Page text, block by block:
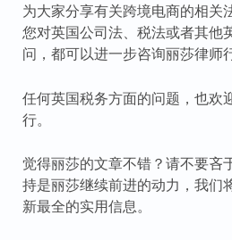
为大家分享有关跨境电商的相关
您对英国公司法、税法或者其他
问，都可以进一步咨询丽莎律师行
任何英国税务方面的问题，也欢
行。
觉得丽莎的文章不错？请不要吝
持是丽莎继续前进的动力，我们
新最全的实用信息。